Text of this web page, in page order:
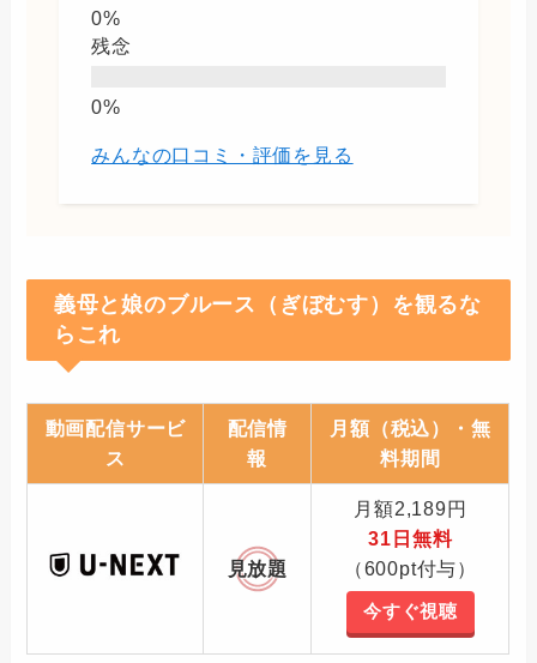
残念
みんなの口コミ・評価を見る
義母と娘のブルース（ぎぼむす）を観るな
らこれ
動画配信サービ
ス
配信情
報
月額（税込）・無
料期間
見放題
月額2,189円
31日無料
（600pt付与）
今すぐ視聴